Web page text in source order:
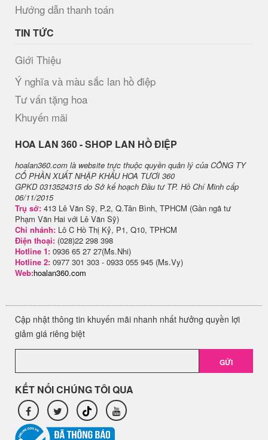
Hướng dẫn thanh toán
TIN TỨC
Giới Thiệu
Ý nghĩa và màu sắc lan hồ điệp
Tư vấn tặng hoa
Khuyến mãi
H​OA LAN 360 - SHOP LAN HỒ ĐIỆP
hoalan360.com là website trực thuộc quyền quản lý của CÔNG TY
CỔ PHẦN XUẤT NHẬP KHẨU HOA TƯƠI 360
GPKD 0313524315 do Sở kế hoạch Đầu tư TP. Hồ Chí Minh cấp
06/11/2015
Trụ sở: 413 Lê Văn Sỹ, P.2, Q.Tân Bình, TPHCM (Gần ngã tư
Phạm Văn Hai với Lê Văn Sỹ)
Chi nhánh: Lô C Hồ Thị Kỷ, P1, Q10, TPHCM
Điện thoại: (028)22 298 398
Hotline 1: 0936 65 27 27(Ms.Nhi)
Hotline 2: 0977 301 303 - 0933 055 945 (Ms.Vy)
Web:hoalan360.com
Cập nhật thông tin khuyến mãi nhanh nhất hưởng quyền lợi
giảm giá riêng biệt
GỬI
KẾT NỐI CHÚNG TÔI QUA